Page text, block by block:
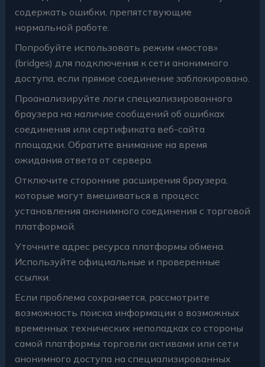
содержать ошибки, препятствующие
нормальной работе.
Попробуйте использовать режим «мостов»
(bridges) для подключения к сети анонимного
доступа, если прямое соединение заблокировано.
Проанализируйте логи специализированного
браузера на наличие сообщений об ошибках
соединения или сертификата веб-сайта
площадки. Обратите внимание на время
ожидания ответа от сервера.
Отключите сторонние расширения браузера,
которые могут вмешиваться в процесс
установления анонимного соединения с торговой
платформой.
Уточните адрес ресурса платформы обмена.
Используйте официальные и проверенные
ссылки.
Если проблема сохраняется, рассмотрите
возможность поиска информации о возможных
временных технических неполадках со стороны
самой платформы торговли активами или сети
анонимного доступа на специализированных